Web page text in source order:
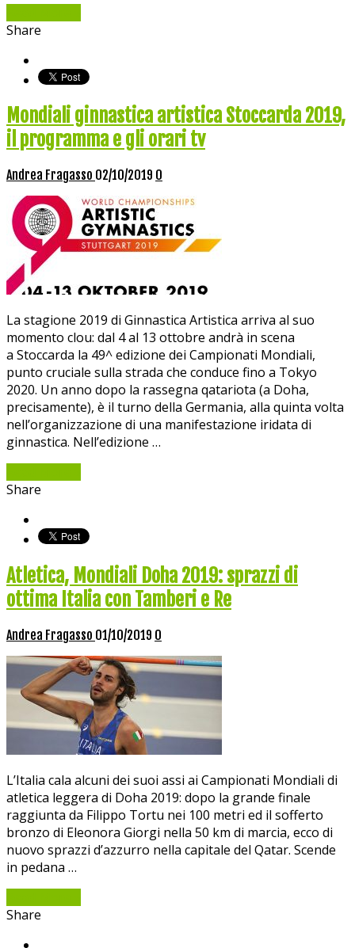
Share
Mondiali ginnastica artistica Stoccarda 2019,
il programma e gli orari tv
Andrea Fragasso 02/10/2019 0
La stagione 2019 di Ginnastica Artistica arriva al suo
momento clou: dal 4 al 13 ottobre andrà in scena
a Stoccarda la 49^ edizione dei Campionati Mondiali,
punto cruciale sulla strada che conduce fino a Tokyo
2020. Un anno dopo la rassegna qatariota (a Doha,
precisamente), è il turno della Germania, alla quinta volta
nell’organizzazione di una manifestazione iridata di
ginnastica. Nell’edizione …
Share
Atletica, Mondiali Doha 2019: sprazzi di
ottima Italia con Tamberi e Re
Andrea Fragasso 01/10/2019 0
L’Italia cala alcuni dei suoi assi ai Campionati Mondiali di
atletica leggera di Doha 2019: dopo la grande finale
raggiunta da Filippo Tortu nei 100 metri ed il sofferto
bronzo di Eleonora Giorgi nella 50 km di marcia, ecco di
nuovo sprazzi d’azzurro nella capitale del Qatar. Scende
in pedana …
Share